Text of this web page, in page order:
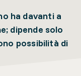
ha davanti a
dipende solo
possibilità di